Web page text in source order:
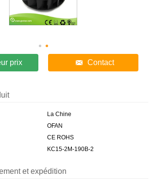
prix Contact
La Chine
OFAN
CE ROHS
KC15-2M-190B-2
et expédition